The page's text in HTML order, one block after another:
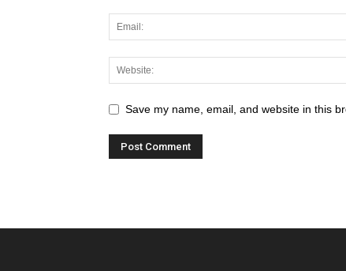
Save my name, email, and website in this